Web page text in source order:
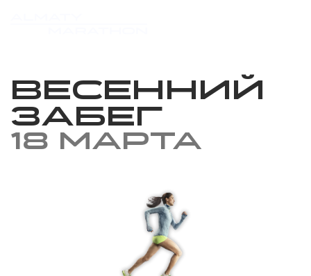
Весенний
забег
18 марта